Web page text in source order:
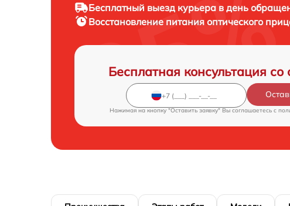
Бесплатный выезд курьера в день
Восстановление питания оптического
Бесплатная консультация со
Нажимая на кнопку "Оставить заявку" Вы соглашаетесь c